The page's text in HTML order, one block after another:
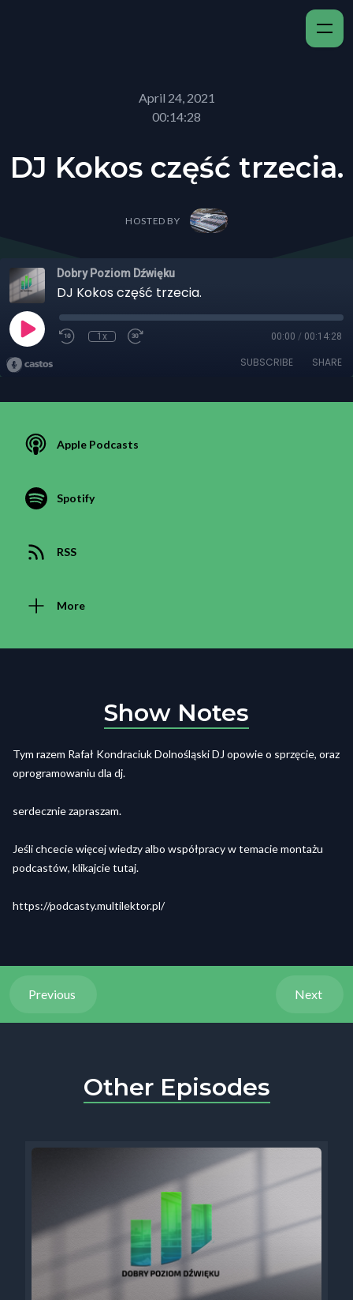
April 24, 2021
00:14:28
DJ Kokos część trzecia.
HOSTED BY
Dobry Poziom Dźwięku
DJ Kokos część trzecia.
1x 00:00 / 00:14:28
SUBSCRIBE SHARE
Apple Podcasts
Spotify
RSS
More
Show Notes
Tym razem Rafał Kondraciuk Dolnośląski DJ opowie o sprzęcie, oraz
oprogramowaniu dla dj.
serdecznie zapraszam.
Jeśli chcecie więcej wiedzy albo współpracy w temacie montażu
podcastów, klikajcie tutaj.
https://podcasty.multilektor.pl/
Previous Next
Other Episodes